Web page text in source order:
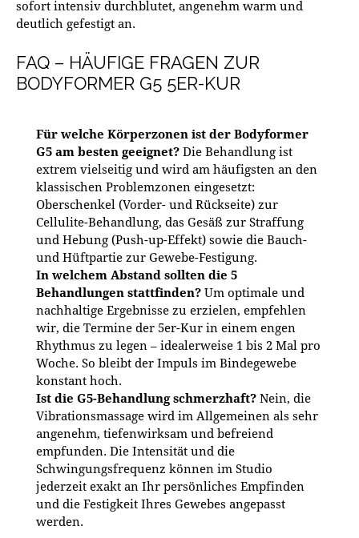
sofort intensiv durchblutet, angenehm warm und
deutlich gefestigt an.
FAQ – HÄUFIGE FRAGEN ZUR
BODYFORMER G5 5ER-KUR
Für welche Körperzonen ist der Bodyformer
G5 am besten geeignet? Die Behandlung ist
extrem vielseitig und wird am häufigsten an den
klassischen Problemzonen eingesetzt:
Oberschenkel (Vorder- und Rückseite) zur
Cellulite-Behandlung, das Gesäß zur Straffung
und Hebung (Push-up-Effekt) sowie die Bauch-
und Hüftpartie zur Gewebe-Festigung.
In welchem Abstand sollten die 5
Behandlungen stattfinden? Um optimale und
nachhaltige Ergebnisse zu erzielen, empfehlen
wir, die Termine der 5er-Kur in einem engen
Rhythmus zu legen – idealerweise 1 bis 2 Mal pro
Woche. So bleibt der Impuls im Bindegewebe
konstant hoch.
Ist die G5-Behandlung schmerzhaft? Nein, die
Vibrationsmassage wird im Allgemeinen als sehr
angenehm, tiefenwirksam und befreiend
empfunden. Die Intensität und die
Schwingungsfrequenz können im Studio
jederzeit exakt an Ihr persönliches Empfinden
und die Festigkeit Ihres Gewebes angepasst
werden.